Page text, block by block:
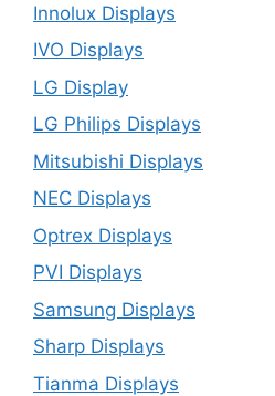
Innolux Displays
IVO Displays
LG Display
LG Philips Displays
Mitsubishi Displays
NEC Displays
Optrex Displays
PVI Displays
Samsung Displays
Sharp Displays
Tianma Displays